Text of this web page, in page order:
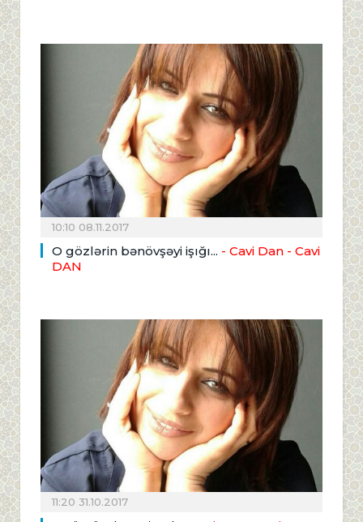
10:10 08.11.2017
O gözlərin bənövşəyi işığı... - Cavi Dan - Cavi
DAN
11:20 31.10.2017